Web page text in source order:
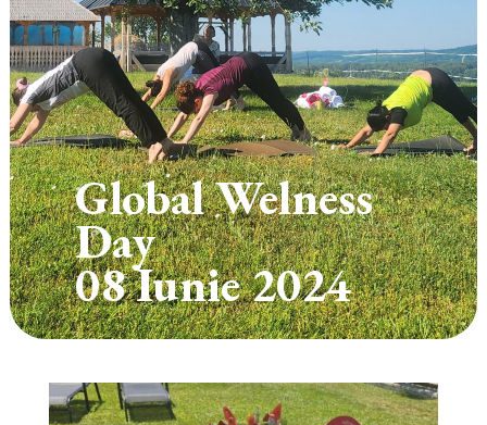
Global Welness
Day
08 Iunie 2024